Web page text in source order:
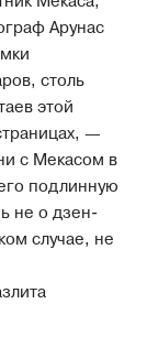
Арунас
столь
этой
—
с Мекасом в
подлинную
не о дзен-
случае, не